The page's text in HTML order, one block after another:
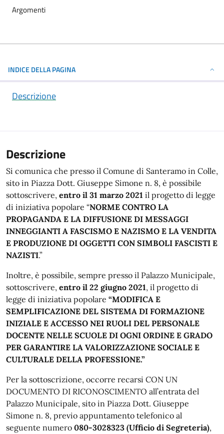
Argomenti
INDICE DELLA PAGINA
Descrizione
Descrizione
Si comunica che presso il Comune di Santeramo in Colle,
sito in Piazza Dott. Giuseppe Simone n. 8, è possibile
sottoscrivere, entro il 31 marzo 2021 il progetto di legge
di iniziativa popolare “NORME CONTRO LA
PROPAGANDA E LA DIFFUSIONE DI MESSAGGI
INNEGGIANTI A FASCISMO E NAZISMO E LA VENDITA
E PRODUZIONE DI OGGETTI CON SIMBOLI FASCISTI E
NAZISTI.”
Inoltre, è possibile, sempre presso il Palazzo Municipale,
sottoscrivere, entro il 22 giugno 2021, il progetto di
legge di iniziativa popolare “MODIFICA E
SEMPLIFICAZIONE DEL SISTEMA DI FORMAZIONE
INIZIALE E ACCESSO NEI RUOLI DEL PERSONALE
DOCENTE NELLE SCUOLE DI OGNI ORDINE E GRADO
PER GARANTIRE LA VALORIZZAZIONE SOCIALE E
CULTURALE DELLA PROFESSIONE.”
Per la sottoscrizione, occorre recarsi CON UN
DOCUMENTO DI RICONOSCIMENTO all’entrata del
Palazzo Municipale, sito in Piazza Dott. Giuseppe
Simone n. 8, previo appuntamento telefonico al
seguente numero 080-3028323 (Ufficio di Segreteria),